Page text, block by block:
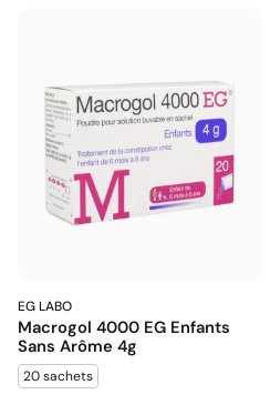
EG LABO
Macrogol 4000 EG Enfants
Sans Arôme 4g
20 sachets